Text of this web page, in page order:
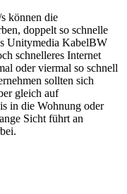
können die
doppelt so schnelle
Unitymedia KabelBW
schnelleres Internet
oder viermal so schnell
sollten sich
gleich auf
in die Wohnung oder
Sicht führt an